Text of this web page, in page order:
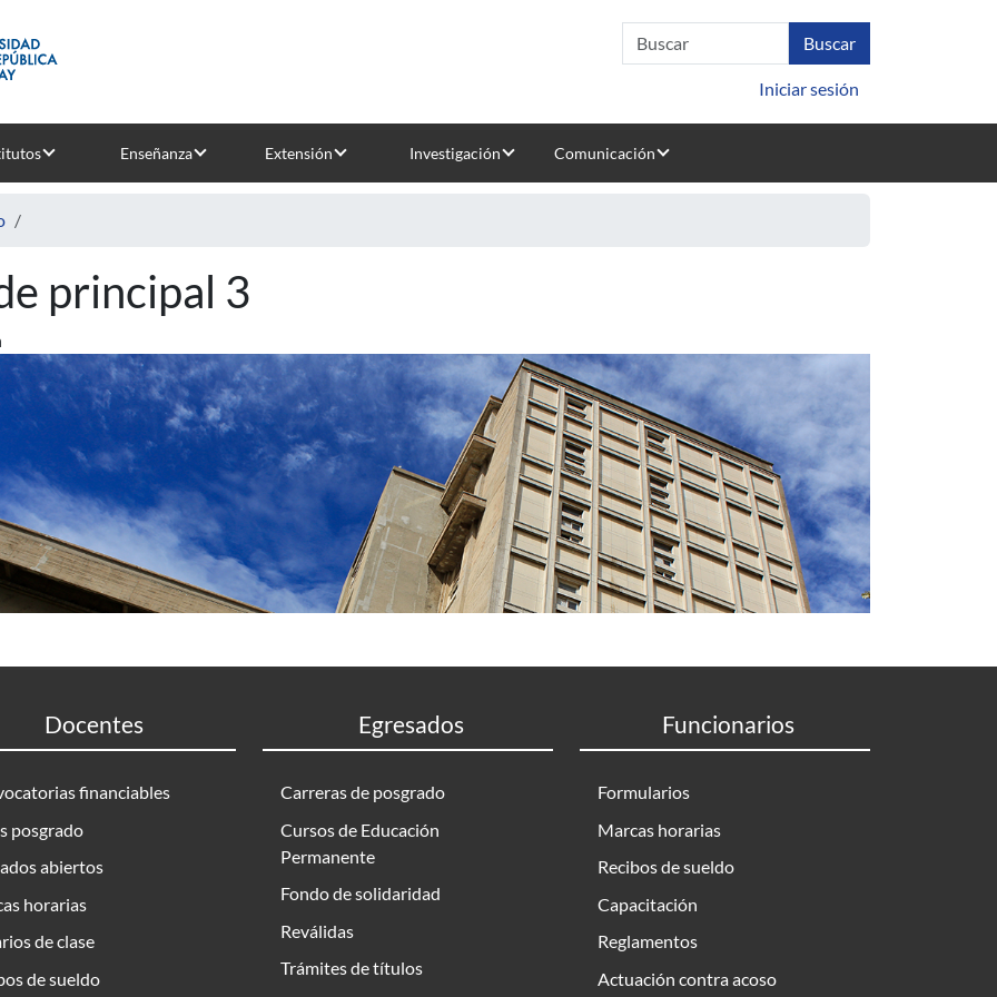
Iniciar sesión
Enseñanza Extensión Investigación Comunicación
principal 3
Docentes
financiables
posgrado
abiertos
horarias
de clase
de sueldo
Egresados
Carreras de posgrado
Cursos de Educación
Permanente
Fondo de solidaridad
Reválidas
Trámites de títulos
Funcionarios
Formularios
Marcas horarias
Recibos de sueldo
Capacitación
Reglamentos
Actuación contra acoso